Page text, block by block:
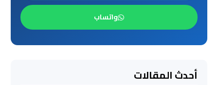
واتساب
أحدث المقالات
ليموزين
مطروح
ليموزين